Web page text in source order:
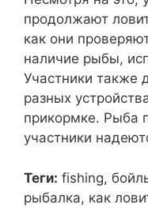
продолжают
как они
наличие рыбы,
Участники также
разных
прикормке. Рыба
участники
Теги: fishing,
рыбалка, как